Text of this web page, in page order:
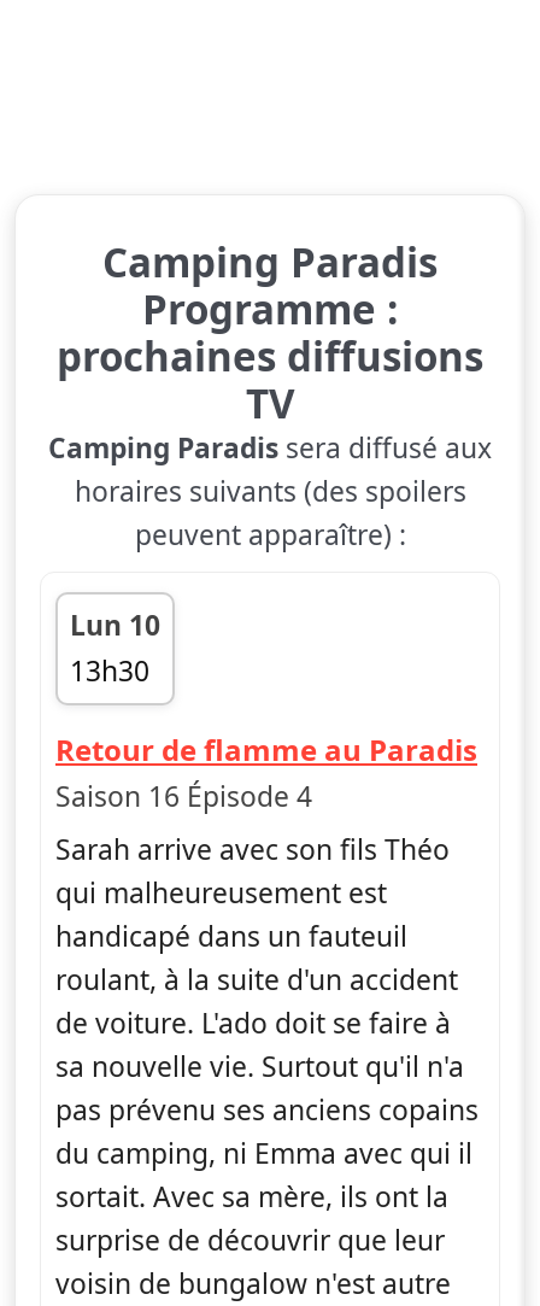
Camping Paradis
Programme :
prochaines diffusions
TV
Camping Paradis sera diffusé aux
horaires suivants (des spoilers
peuvent apparaître) :
Lun 10
13h30
fin 14h25
Retour de flamme au Paradis
Saison 16 Épisode 4
Sarah arrive avec son fils Théo
qui malheureusement est
handicapé dans un fauteuil
roulant, à la suite d'un accident
de voiture. L'ado doit se faire à
sa nouvelle vie. Surtout qu'il n'a
pas prévenu ses anciens copains
du camping, ni Emma avec qui il
sortait. Avec sa mère, ils ont la
surprise de découvrir que leur
voisin de bungalow n'est autre